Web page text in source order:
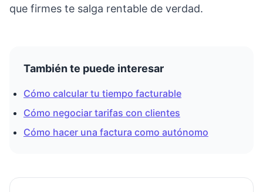
que firmes te salga rentable de verdad.
También te puede interesar
Cómo calcular tu tiempo facturable
Cómo negociar tarifas con clientes
Cómo hacer una factura como autónomo